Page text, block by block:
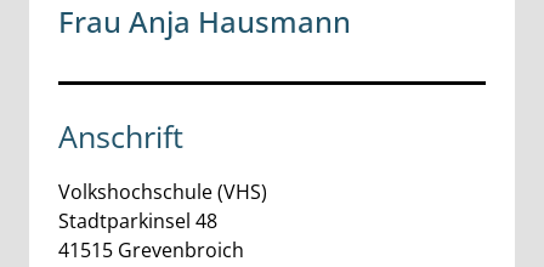
Frau Anja Hausmann
Anschrift
Volkshochschule (VHS)
Stadtparkinsel 48
41515 Grevenbroich